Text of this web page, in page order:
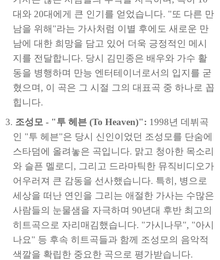
대와 20대에게 큰 인기를 얻었습니다. "또 다른 만
남을 위해"라는 가사처럼 이별 후에도 새로운 만
남에 대한 희망을 담고 있어 더욱 긍정적인 메시
지를 전달합니다. 당시 김민종은 배우와 가수 활
동을 병행하며 만능 엔터테이너로서의 입지를 굳
혔으며, 이 곡은 그 시절 그의 대표곡 중 하나로 꼽
힙니다.
조성모 - "투 헤븐 (To Heaven)": 1998년 데뷔곡
인 "투 헤븐"은 당시 신인이었던 조성모를 단숨에
스타덤에 올려놓은 곡입니다. 맑고 청아한 목소리
와 슬픈 멜로디, 그리고 드라마틱한 뮤직비디오가
어우러져 큰 감동을 선사했습니다. 특히, 병으로
세상을 떠난 연인을 그리는 애절한 가사는 수많은
사람들의 눈물샘을 자극하며 90년대 후반 최고의
히트곡으로 자리매김했습니다. "가시나무", "아시
나요" 등 후속 히트곡들과 함께 조성모의 음악적
색깔을 확립한 중요한 곡으로 평가받습니다.